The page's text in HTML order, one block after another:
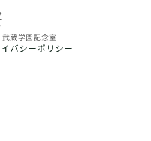
蔵学園記念室
バシーポリシー